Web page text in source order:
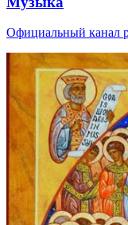
Официальный канал